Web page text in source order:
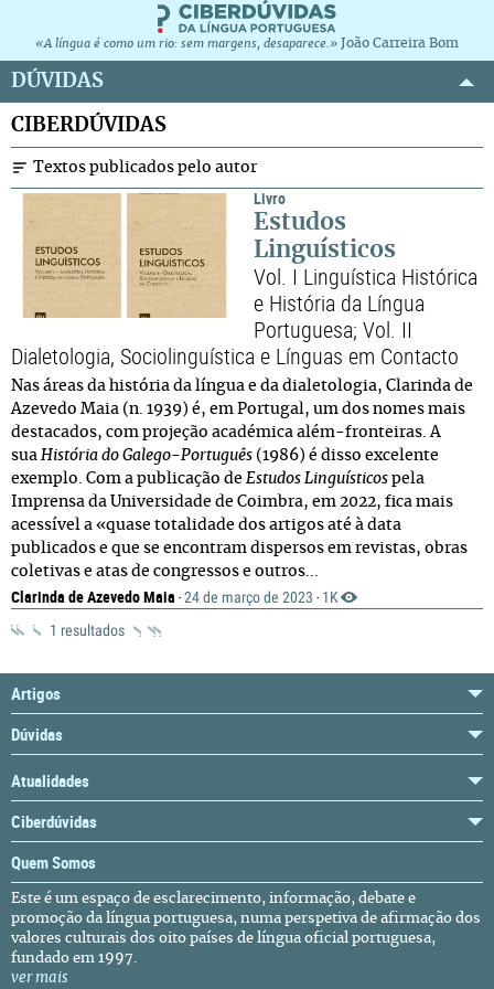
«A língua é como um rio: sem margens, desaparece.» João Carreira Bom
DÚVIDAS
CIBERDÚVIDAS
Textos publicados pelo autor
Livro
Estudos
Linguísticos
Vol. I Linguística Histórica
e História da Língua
Portuguesa; Vol. II
Dialetologia, Sociolinguística e Línguas em Contacto
Nas áreas da história da língua e da dialetologia, Clarinda de
Azevedo Maia (n. 1939) é, em Portugal, um dos nomes mais
destacados, com projeção académica além-fronteiras. A
sua História do Galego-Português (1986) é disso excelente
exemplo. Com a publicação de Estudos Linguísticos pela
Imprensa da Universidade de Coimbra, em 2022, fica mais
acessível a «quase totalidade dos artigos até à data
publicados e que se encontram dispersos em revistas, obras
coletivas e atas de congressos e outros...
Clarinda de Azevedo Maia · 24 de março de 2023 · 1K
1 resultados
Artigos
Dúvidas
Atualidades
Ciberdúvidas
Quem Somos
Este é um espaço de esclarecimento, informação, debate e
promoção da língua portuguesa, numa perspetiva de afirmação dos
valores culturais dos oito países de língua oficial portuguesa,
fundado em 1997.
ver mais